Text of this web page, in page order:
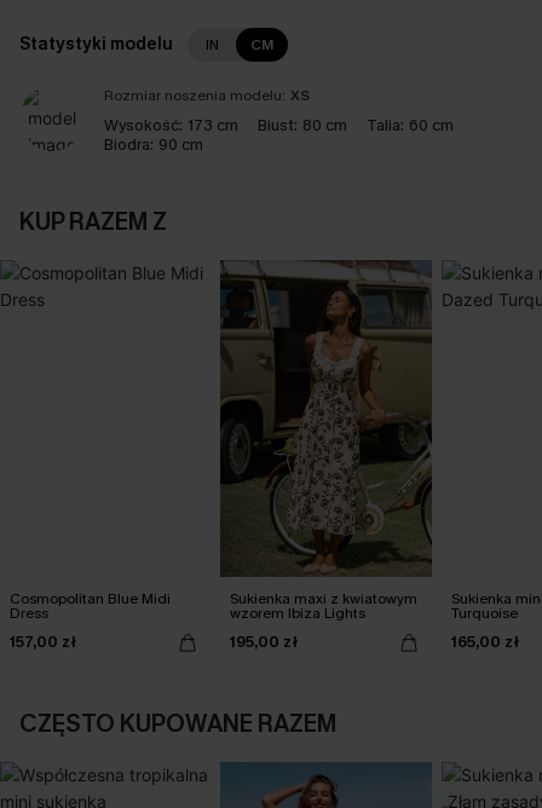
Statystyki modelu IN CM
Rozmiar noszenia modelu: XS
Wysokość: 173 cm Biust: 80 cm Talia: 60 cm
Biodra: 90 cm
KUP RAZEM Z
Cosmopolitan Blue Midi
Dress
157,00 zł
Sukienka maxi z kwiatowym
wzorem Ibiza Lights
195,00 zł
Sukienka
Turquoise
165,00 zł
CZĘSTO KUPOWANE RAZEM